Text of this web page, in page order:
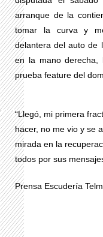
arranque de la
tomar la curva y
delantera del auto de
en la mano
prueba feature del
“Llegó, mi primera
hacer, no me vio y se
mirada en la
todos por sus
Prensa Escudería